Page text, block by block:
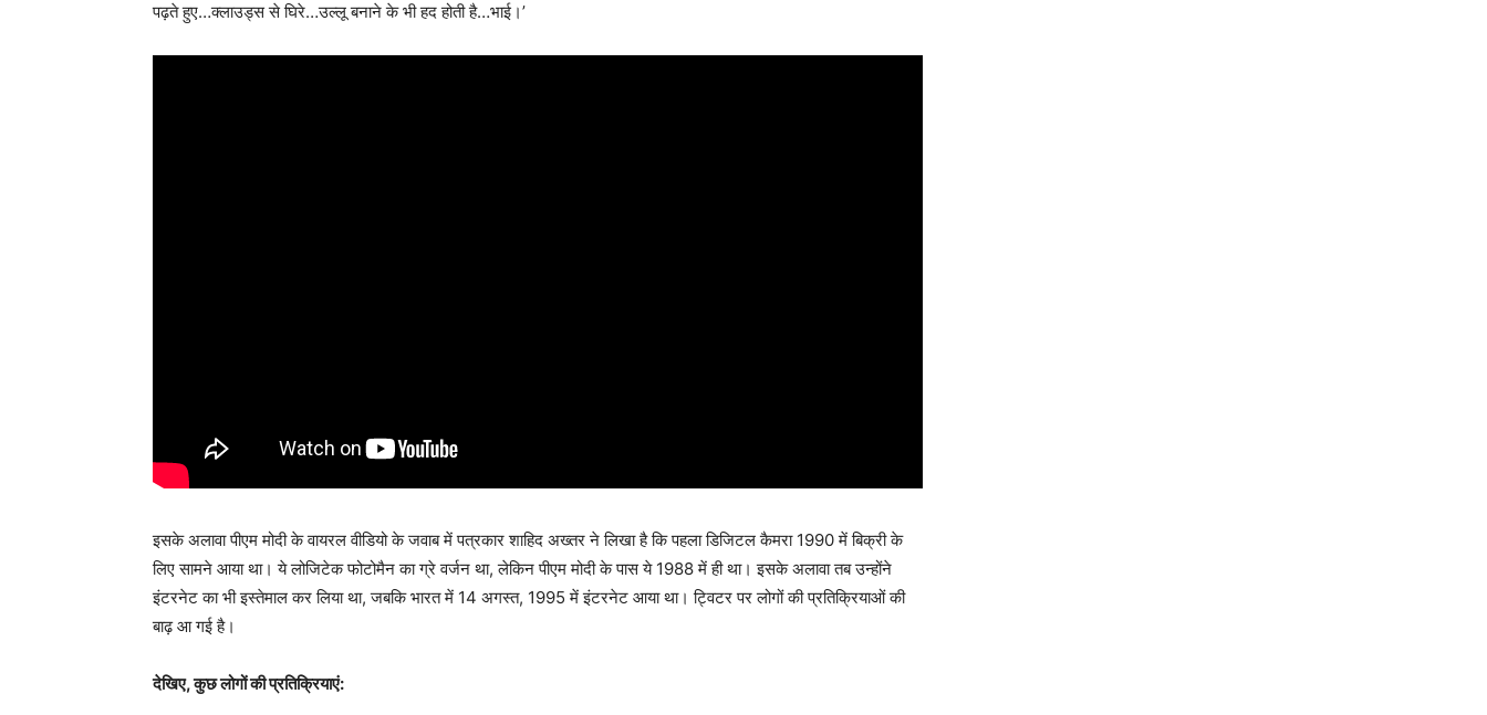
पढ़ते हुए…क्लाउड्स से घिरे…उल्लू बनाने के भी हद होती है…भाई।’
इसके अलावा पीएम मोदी के वायरल वीडियो के जवाब में पत्रकार शाहिद अख्तर ने लिखा है कि पहला डिजिटल कैमरा 1990 में बिक्री के
लिए सामने आया था। ये लोजिटेक फोटोमैन का ग्रे वर्जन था, लेकिन पीएम मोदी के पास ये 1988 में ही था। इसके अलावा तब उन्होंने
इंटरनेट का भी इस्तेमाल कर लिया था, जबकि भारत में 14 अगस्त, 1995 में इंटरनेट आया था। ट्विटर पर लोगों की प्रतिक्रियाओं की
बाढ़ आ गई है।
देखिए, कुछ लोगों की प्रतिक्रियाएं: